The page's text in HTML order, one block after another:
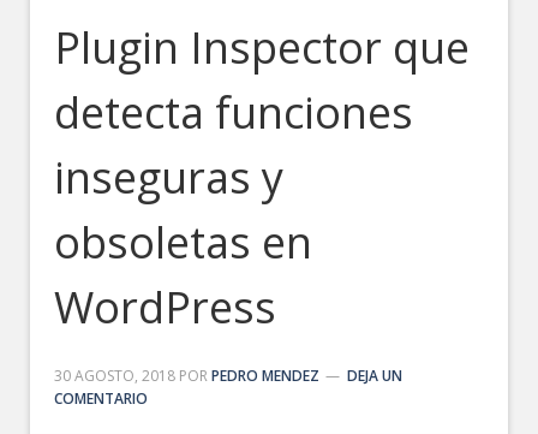
Plugin Inspector que
detecta funciones
inseguras y
obsoletas en
WordPress
30 AGOSTO, 2018 PORPEDRO MENDEZ
DEJA UN
COMENTARIO